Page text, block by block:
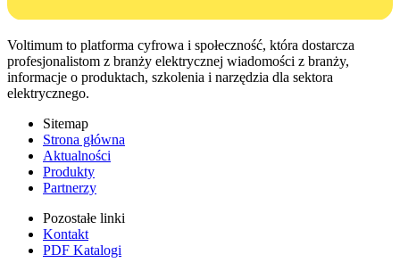
Voltimum to platforma cyfrowa i społeczność, która dostarcza
profesjonalistom z branży elektrycznej wiadomości z branży,
informacje o produktach, szkolenia i narzędzia dla sektora
elektrycznego.
Sitemap
Strona główna
Aktualności
Produkty
Partnerzy
Pozostałe linki
Kontakt
PDF Katalogi